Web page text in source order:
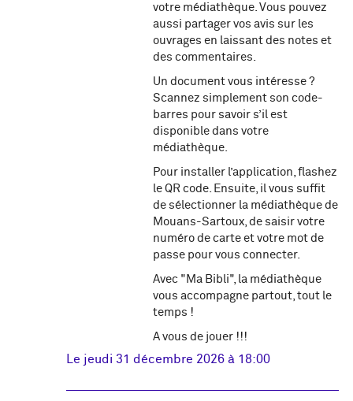
votre médiathèque. Vous pouvez
aussi partager vos avis sur les
ouvrages en laissant des notes et
des commentaires.
Un document vous intéresse ?
Scannez simplement son code-
barres pour savoir s’il est
disponible dans votre
médiathèque.
Pour installer l’application, flashez
le QR code. Ensuite, il vous suffit
de sélectionner la médiathèque de
Mouans-Sartoux, de saisir votre
numéro de carte et votre mot de
passe pour vous connecter.
Avec "Ma Bibli", la médiathèque
vous accompagne partout, tout le
temps !
A vous de jouer !!!
Le jeudi 31 décembre 2026 à 18:00